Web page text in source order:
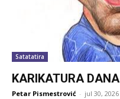
Satatatira
KARIKATURA DANA
Petar Pismestrović - jul 30, 2026